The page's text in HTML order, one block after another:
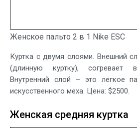
Женское пальто 2 в 1 Nike ESC
Куртка с двумя слоями. Внешний
(длинную куртку), согревает
Внутренний слой – это легкое
искусственного меха. Цена: $2500.
Женская средняя куртка